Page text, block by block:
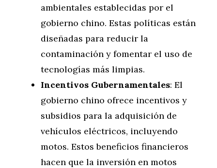
ambientales establecidas por el
gobierno chino. Estas políticas están
diseñadas para reducir la
contaminación y fomentar el uso de
tecnologías más limpias.
Incentivos Gubernamentales: El
gobierno chino ofrece incentivos y
subsidios para la adquisición de
vehículos eléctricos, incluyendo
motos. Estos beneficios financieros
hacen que la inversión en motos